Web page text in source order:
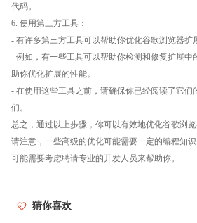
代码。
6. 使用第三方工具：
- 有许多第三方工具可以帮助你优化谷歌浏览器扩
- 例如，有一些工具可以帮助你检测和修复扩展中
助你优化扩展的性能。
- 在使用这些工具之前，请确保你已经阅读了它们
们。
总之，通过以上步骤，你可以有效地优化谷歌浏
请注意，一些高级的优化可能需要一定的编程知
可能需要考虑聘请专业的开发人员来帮助你。
猜你喜欢